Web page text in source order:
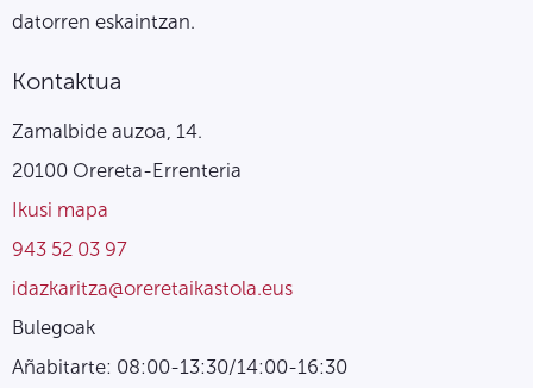
datorren eskaintzan.
Kontaktua
Zamalbide auzoa, 14.
20100 Orereta-Errenteria
Ikusi mapa
943 52 03 97
idazkaritza@oreretaikastola.eus
Bulegoak
Añabitarte: 08:00-13:30/14:00-16:30